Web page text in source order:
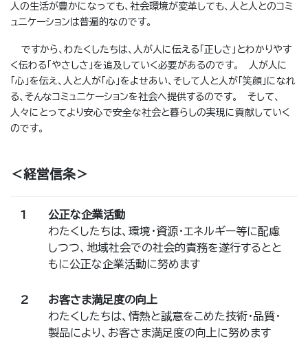
人の生活が豊かになっても、社会環境が変革しても、人と人とのコミ
ュニケーションは普遍的なのです。
ですから、わたくしたちは、人が人に伝える「正しさ」とわかりやす
く伝わる「やさしさ」を追及していく必要があるのです。 人が人に
「心」を伝え、人と人が「心」をよせあい、そして人と人が「笑顔」になれ
る、そんなコミュニケーションを社会へ提供するのです。 そして、
人々にとってより安心で安全な社会と暮らしの実現に貢献していく
のです。
＜経営信条＞
1
公正な企業活動
わたくしたちは、環境・資源・エネルギー等に配慮
しつつ、地域社会での社会的責務を遂行するとと
もに公正な企業活動に努めます
2
お客さま満足度の向上
わたくしたちは、情熱と誠意をこめた技術・品質・
製品により、お客さま満足度の向上に努めます